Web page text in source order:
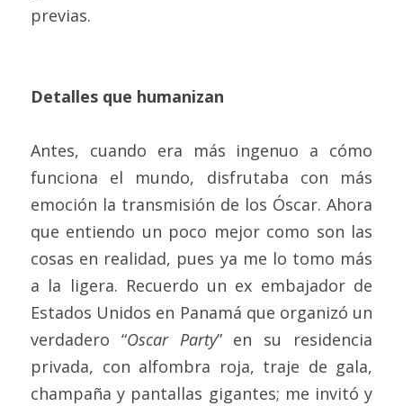
previas.
Detalles que humanizan
Antes, cuando era más ingenuo a cómo
funciona el mundo, disfrutaba con más
emoción la transmisión de los Óscar. Ahora
que entiendo un poco mejor como son las
cosas en realidad, pues ya me lo tomo más
a la ligera. Recuerdo un ex embajador de
Estados Unidos en Panamá que organizó un
verdadero “Oscar Party” en su residencia
privada, con alfombra roja, traje de gala,
champaña y pantallas gigantes; me invitó y